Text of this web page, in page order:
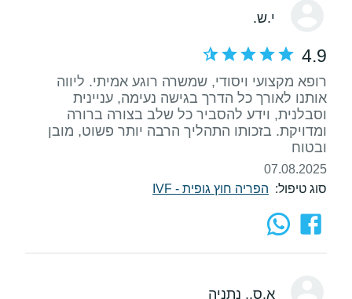
י.ש.
4.9
רופא מקצועי ויסודי, שמשרה רוגע אמיתי. ליווה
אותנו לאורך כל הדרך בגישה נעימה, עניינית
וסבלנית, וידע להסביר כל שלב בצורה ברורה
ומדויקת. בזכותו התהליך הרבה יותר פשוט, מובן
ובטוח
07.08.2025
סוג טיפול: הפריה חוץ גופית - IVF
א.ס., נתניה